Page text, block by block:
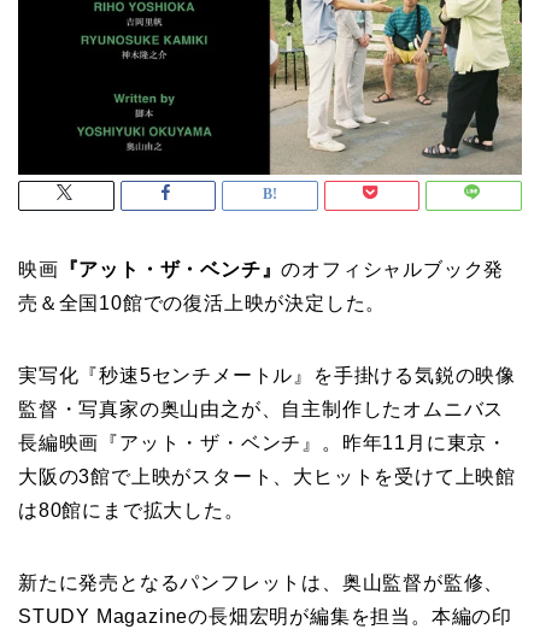
映画 『アット・ザ・ベンチ』のオフィシャルブック発
売＆全国10館での復活上映が決定した。
実写化『秒速5センチメートル』を手掛ける気鋭の映像
監督・写真家の奥山由之が、自主制作したオムニバス
長編映画『アット・ザ・ベンチ』。昨年11月に東京・
大阪の3館で上映がスタート、大ヒットを受けて上映館
は80館にまで拡大した。
新たに発売となるパンフレットは、奥山監督が監修、
STUDY Magazineの長畑宏明が編集を担当。本編の印